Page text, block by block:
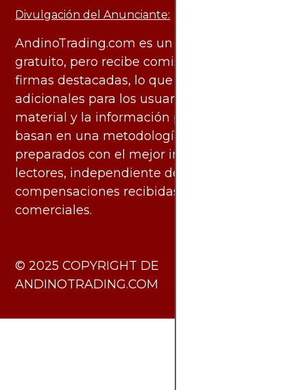
Divulgación del Anunciante:
AndinoTrading.com es un sitio de uso
gratuito, pero recibe comisiones de algunas
firmas destacadas, lo que no genera costos
adicionales para los usuarios. Todo el
material y la información publicados se
basan en una metodología imparcial y están
preparados con el mejor interés de los
lectores, independiente de las
compensaciones recibidas de socios
comerciales.
​© 2025 COPYRIGHT DE
ANDINOTRADING.COM